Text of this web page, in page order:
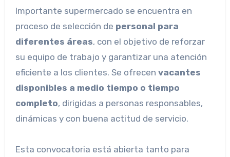
Importante supermercado se encuentra en
proceso de selección de personal para
diferentes áreas, con el objetivo de reforzar
su equipo de trabajo y garantizar una atención
eficiente a los clientes. Se ofrecen vacantes
disponibles a medio tiempo o tiempo
completo, dirigidas a personas responsables,
dinámicas y con buena actitud de servicio.
Esta convocatoria está abierta tanto para